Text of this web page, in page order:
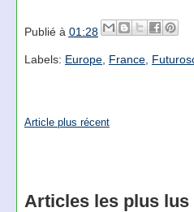
Publié à 01:28
Labels: Europe, France,
Article plus récent
Articles les plus lus